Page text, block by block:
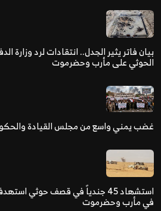
بيان فاتر يثير الجدل.. انتقادات لرد وزارة
الحوثي على مأرب وحضرموت
غضب يمني واسع من مجلس القيادة
استشهاد 45 جندياً في قصف حوثي
في مأرب وحضرموت